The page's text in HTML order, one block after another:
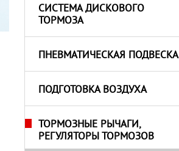
СИСТЕМА ДИСКОВОГО
ТОРМОЗА
ПНЕВМАТИЧЕСКАЯ ПОДВЕСКА
ПОДГОТОВКА ВОЗДУХА
ТОРМОЗНЫЕ РЫЧАГИ,
РЕГУЛЯТОРЫ ТОРМОЗОВ